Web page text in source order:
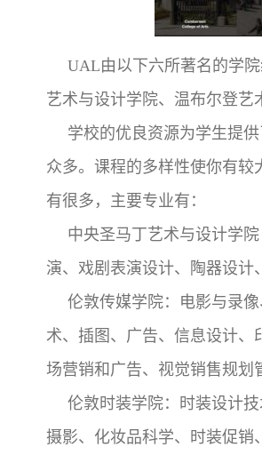
UAL由以下六所著名的学
艺术与设计学院、温布尔登
学校的优良资源为学生提
众多。课程的多样性使你有
有很多，主要专业有：
中央圣马丁艺术与设计学
演、戏剧表演设计、陶器设计
伦敦传媒学院：电影与录
术、插图、广告、信息设计
场营销和广告、视觉销售规
伦敦时装学院：时装设计
摄影、化妆品科学、时装促销